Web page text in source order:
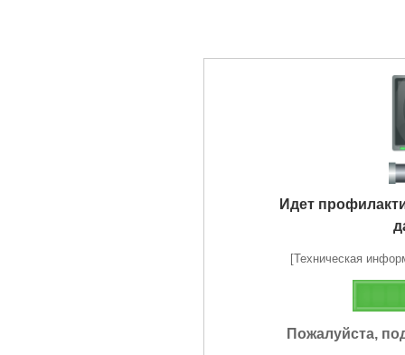
Идет
[Техническая
Пожалуйста,